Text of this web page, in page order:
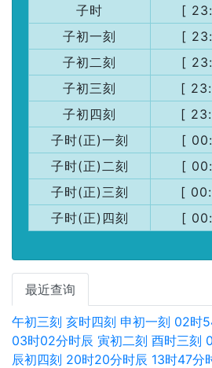
子时
[
子初一刻
[
子初二刻
[
子初三刻
[
子初四刻
[
子时(正)一刻
[
子时(正)二刻
[
子时(正)三刻
[
子时(正)四刻
[
最近查询
午初三刻 亥时四刻 申初一刻 02时
03时02分时辰 寅初二刻 酉时三刻
辰初四刻 20时20分时辰 13时47分